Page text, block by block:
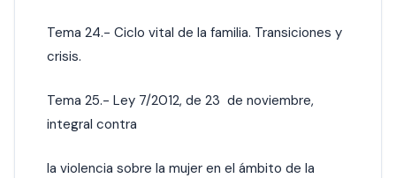
Tema 24.- Ciclo vital de la familia. Transiciones y
crisis.
Tema 25.- Ley 7/2012, de 23 de noviembre,
integral contra
la violencia sobre la mujer en el ámbito de la